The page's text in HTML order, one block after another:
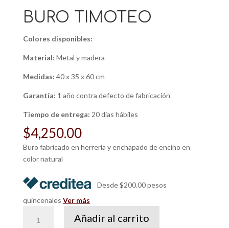
BURO TIMOTEO
Colores disponibles:
Material: Metal y madera
Medidas: 40 x 35 x 60 cm
Garantía: 1 año contra defecto de fabricación
Tiempo de entrega: 20 días hábiles
$4,250.00
Buro fabricado en herrería y enchapado de encino en
color natural
Desde $200.00 pesos
quincenales Ver más
Timoteo
Añadir al carrito